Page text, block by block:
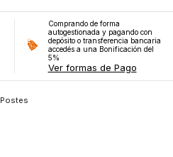
Comprando de forma
autogestionada y pagando con
depósito o transferencia bancaria
accedés a una Bonificación del
5%
Ver formas de Pago
Postes